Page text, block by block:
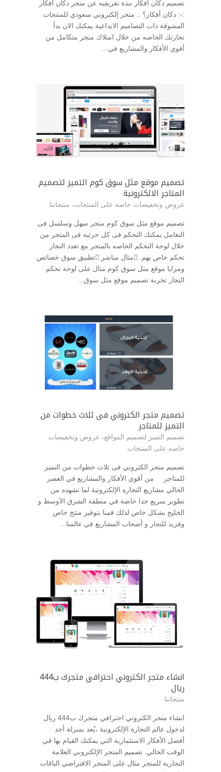
تصميم دكان افكار نبذة تعريفيه عن متجر دكان افكار
:-: دكان أفكار؟ .. متجر إلكتروني سعودي للمنتجات
المشوقة ذات التصاميم الابداعية يمكنك الان بدأ
تجارتك الخاصه من خلال امتلاك متجر متكامل من
أقوي الأفكار والمشاريع في...
تصميم موقع مثل سوق كوم التميز لتصميم
المتاجر الالكترونية
عروض وتخفيضات خاصه على المنتجات، منتجاتنا
تصميم موقع مثل سوق كوم متجر سهل وسلسل فى
التعامل يمكنك التحكم فى كل جزئيه فى المتجر من
خلال لوحة التحكم الخاصه بالمتجر مع تعدد التجار
تحكم خاص بهم. مثال مباشر تطبيق سوق خصائص
ومزايا موقع مثل سوق كوم مثال على لوحة تحكم
التجار تجربة تصميم موقع مثل سوق...
تصميم متجر الكتروني فى ثلاث خطوات من
التميز للمتاجر
تصميم التميز لتصميم المواقع، عروض وتخفيضات
خاصه على المنتجات
تصميم متجر الكتروني فى ثلاث خطوات من التميز
للمتاجر من أقوي الأفكار والمشاريع في العصر
الحالي مشاريع التجاره الإلكترونية لما تشهده من
تطوير سريع جدا خاصة في منطقة الشرق الأوسط و
الخليج بشكل خاص لذلك قمنا بتوفير منتج خاص
وفريد للتجار و أصحاب المشاريع في عالمنا...
انشاء متجر الكتروني احترافي متجرك ب444
ريال
منتجاتنا
انشاء متجر الكتروني احترافي متجرك ب444 ريال
لدخول عالم التجارة الإلكترونية ،يُعد بمنزلة أحد
أفضل الأفكار الاستثمارية التي يمكنك القيام بها في
الوقت الحالي. تصميم المتجر الإلكتروني العلامة
التجارية للمتجر مثال على المتجر الافتراضي الباقات